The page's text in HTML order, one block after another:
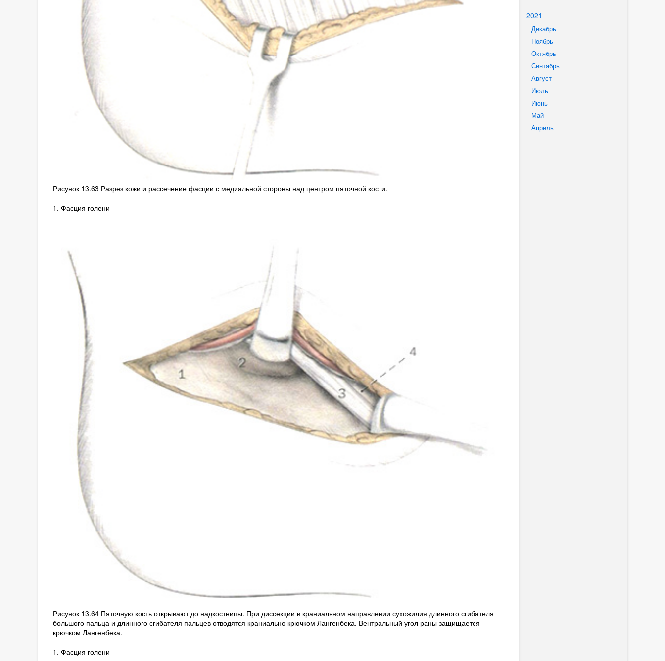
2021
Декабрь
Ноябрь
Октябрь
Сентябрь
Август
Июль
Июнь
Май
Апрель
Рисунок 13.63 Разрез кожи и рассечение фасции с медиальной стороны над центром пяточной кости.
1. Фасция голени
Рисунок 13.64 Пяточную кость открывают до надкостницы. При диссекции в краниальном направлении сухожилия длинного сгибателя
большого пальца и длинного сгибателя пальцев отводятся краниально крючком Лангенбека. Вентральный угол раны защищается
крючком Лангенбека.
1. Фасция голени